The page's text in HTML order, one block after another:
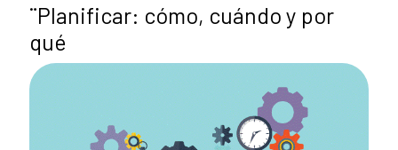
¨Planificar: cómo, cuándo y por
qué